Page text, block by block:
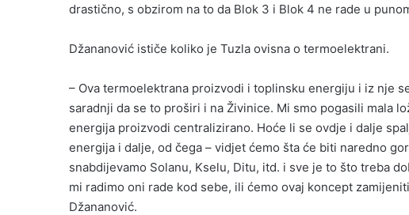
drastično, s obzirom na to da Blok 3 i Blok 4 ne rade u
Džananović ističe koliko je Tuzla ovisna o termoelektrani.
– Ova termoelektrana proizvodi i toplinsku energiju i iz nje
saradnji da se to proširi i na Živinice. Mi smo pogasili mala
energija proizvodi centralizirano. Hoće li se ovdje i dalje
energija i dalje, od čega – vidjet ćemo šta će biti naredno
snabdijevamo Solanu, Kselu, Ditu, itd. i sve je to što treba
mi radimo oni rade kod sebe, ili ćemo ovaj koncept
Džananović.